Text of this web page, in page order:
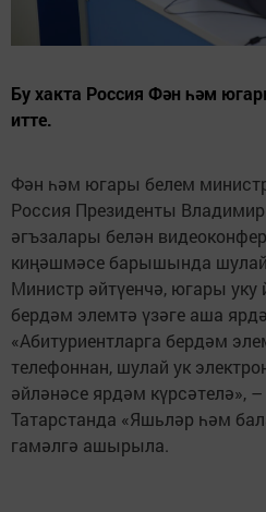
Бу хакта Россия Фән һәм
итте.
Фән һәм югары белем
Россия Президенты
әгъзалары белән
киңәшмәсе барышында
Министр әйтүенчә, югары уку
бердәм элемтә үзәге аша
«Абитуриентларга бердәм
телефоннан, шулай ук
әйләнәсе ярдәм күрсәтелә»,
Татарстанда «Яшьләр һәм
гамәлгә ашырыла.